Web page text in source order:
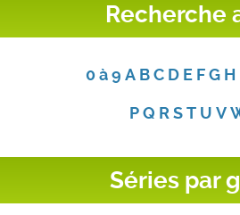
Recherche
0 à 9 A B C D E F G H
P Q R S T U V
Séries par